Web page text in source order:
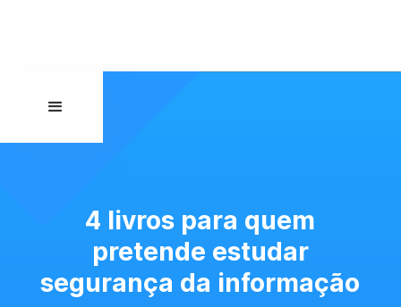
4 livros para quem
pretende estudar
segurança da informação